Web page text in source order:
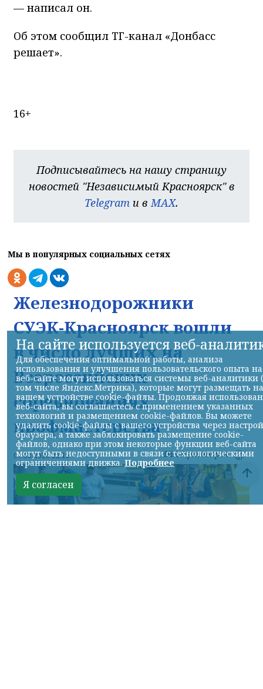
— написал он.
Об этом сообщил ТГ-канал «Донбасс
решает».
16+
Подписывайтесь на нашу страницу
новостей "Независимый Красноярск" в
Telegram и вMAX.
Мы в популярных социальных сетях
Железнодорожники
СУЭК-Красноярск вошли
в число лучших на
Всероссийских
соревнованиях
профмастерства
07.08.2026 22:13 НИА-Красноярск
На сайте используется веб-
Для обеспечения оптимальной работы, анализа
использования и улучшения пользовательского опыта на
веб-сайте могут использоваться системы веб-аналитики
том числе Яндекс.Метрика), которые могут размещать на
вашем устройстве cookie-файлы. Продолжая
веб-сайта, вы соглашаетесь с применением указанных
технологий и размещением cookie-файлов. Вы можете
удалить cookie-файлы с вашего устройства через
браузера, а также заблокировать размещение cookie-
файлов, однако при этом некоторые функции веб-сайта
могут быть недоступными в связи с технологическими
ограничениями движка.Подробнее
Я согласен